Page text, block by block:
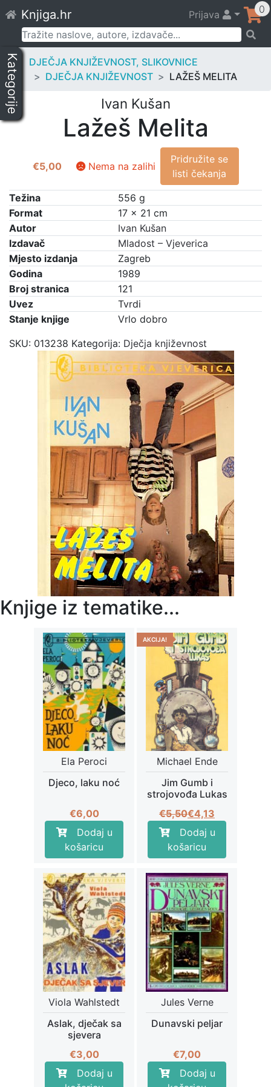
to
content
Knjiga.hr Prijava 0
Pretraži:
Kategorije
DJEČJA KNJIŽEVNOST, SLIKOVNICE
DJEČJA KNJIŽEVNOST
LAŽEŠ MELITA
Ivan Kušan
Lažeš Melita
€5,00 Nema na zalihi
Pridružite se
listi čekanja
Težina
556 g
Format
17 × 21 cm
Autor
Ivan Kušan
Izdavač
Mladost – Vjeverica
Mjesto izdanja
Zagreb
Godina
1989
Broj stranica
121
Uvez
Tvrdi
Stanje knjige
Vrlo dobro
SKU: 013238 Kategorija: Dječja književnost
Knjige iz tematike...
Ela Peroci
Djeco, laku noć
€6,00
Dodaj u
košaricu
AKCIJA!
Michael Ende
Jim Gumb i
strojovođa Lukas
€5,50Izvorna
cijena
bila
je:
€5,50.
€4,13
Trenutna
cijena
je:
€4,13.
Dodaj u
košaricu
Viola Wahlstedt
Aslak, dječak sa
sjevera
€3,00
Dodaj u
Jules Verne
Dunavski peljar
€7,00
Dodaj u